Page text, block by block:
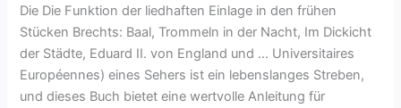
Die Die Funktion der liedhaften Einlage in den frühen
Stücken Brechts: Baal, Trommeln in der Nacht, Im Dickicht
der Städte, Eduard II. von England und … Universitaires
Européennes) eines Sehers ist ein lebenslanges Streben,
und dieses Buch bietet eine wertvolle Anleitung für